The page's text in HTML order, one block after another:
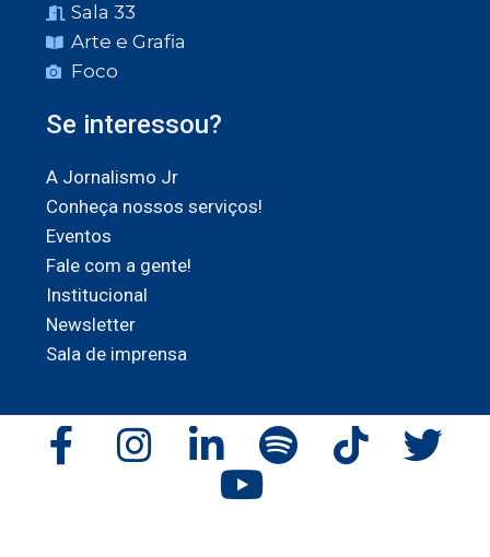
Sala 33
Arte e Grafia
Foco
Se interessou?
A Jornalismo Jr
Conheça nossos serviços!
Eventos
Fale com a gente!
Institucional
Newsletter
Sala de imprensa